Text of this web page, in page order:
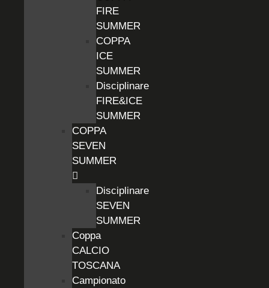
FIRE
SUMMER
COPPA
ICE
SUMMER
Disciplinare
FIRE&ICE
SUMMER
COPPA
SEVEN
SUMMER
Disciplinare
SEVEN
SUMMER
Coppa
CALCIO
TOSCANA
Campionato